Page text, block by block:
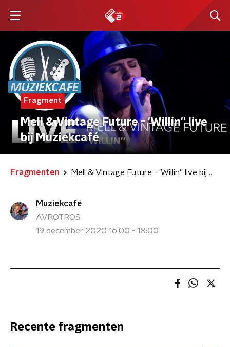
Fragment
Mell & Vintage Future - 'Willin'' live
bij Muziekcafé
Fragmenten Mell & Vintage Future - 'Willin'' live bij Muziekcafé
Muziekcafé
AVROTROS
19 december 2020 16:00 - 18:00
Recente fragmenten